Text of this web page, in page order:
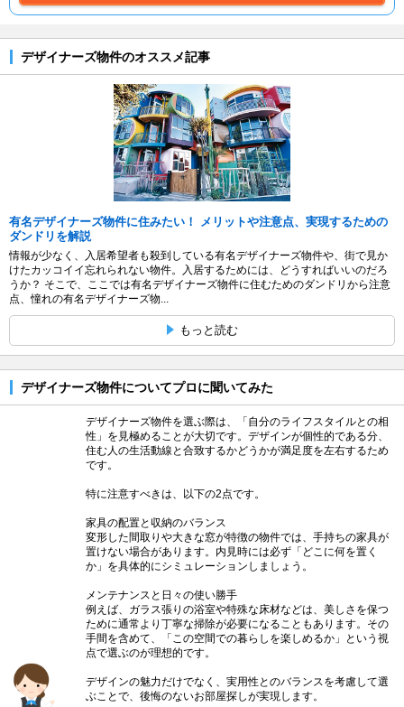
デザイナーズ物件のオススメ記事
有名デザイナーズ物件に住みたい！ メリットや注意点、実現するための
ダンドリを解説
情報が少なく、入居希望者も殺到している有名デザイナーズ物件や、街で見か
けたカッコイイ忘れられない物件。入居するためには、どうすればいいのだろ
うか？ そこで、ここでは有名デザイナーズ物件に住むためのダンドリから注意
点、憧れの有名デザイナーズ物...
もっと読む
デザイナーズ物件についてプロに聞いてみた
デザイナーズ物件を選ぶ際は、「自分のライフスタイルとの相
性」を見極めることが大切です。デザインが個性的である分、
住む人の生活動線と合致するかどうかが満足度を左右するため
です。
特に注意すべきは、以下の2点です。
家具の配置と収納のバランス
変形した間取りや大きな窓が特徴の物件では、手持ちの家具が
置けない場合があります。内見時には必ず「どこに何を置く
か」を具体的にシミュレーションしましょう。
メンテナンスと日々の使い勝手
例えば、ガラス張りの浴室や特殊な床材などは、美しさを保つ
ために通常より丁寧な掃除が必要になることもあります。その
手間を含めて、「この空間での暮らしを楽しめるか」という視
点で選ぶのが理想的です。
デザインの魅力だけでなく、実用性とのバランスを考慮して選
ぶことで、後悔のないお部屋探しが実現します。